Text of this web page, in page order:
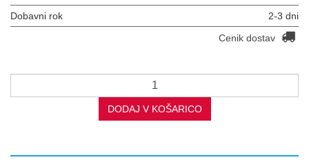
Dobavni rok
2-3 dni
Cenik dostav
DODAJ V KOŠARICO